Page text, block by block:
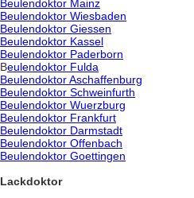
Beulendoktor Mainz
Beulendoktor Wiesbaden
Beulendoktor Giessen
Beulendoktor Kassel
Beulendoktor Paderborn
Beulendoktor Fulda
Beulendoktor Aschaffenburg
Beulendoktor Schweinfurth
Beulendoktor Wuerzburg
Beulendoktor Frankfurt
Beulendoktor Darmstadt
Beulendoktor Offenbach
Beulendoktor Goettingen
Lackdoktor